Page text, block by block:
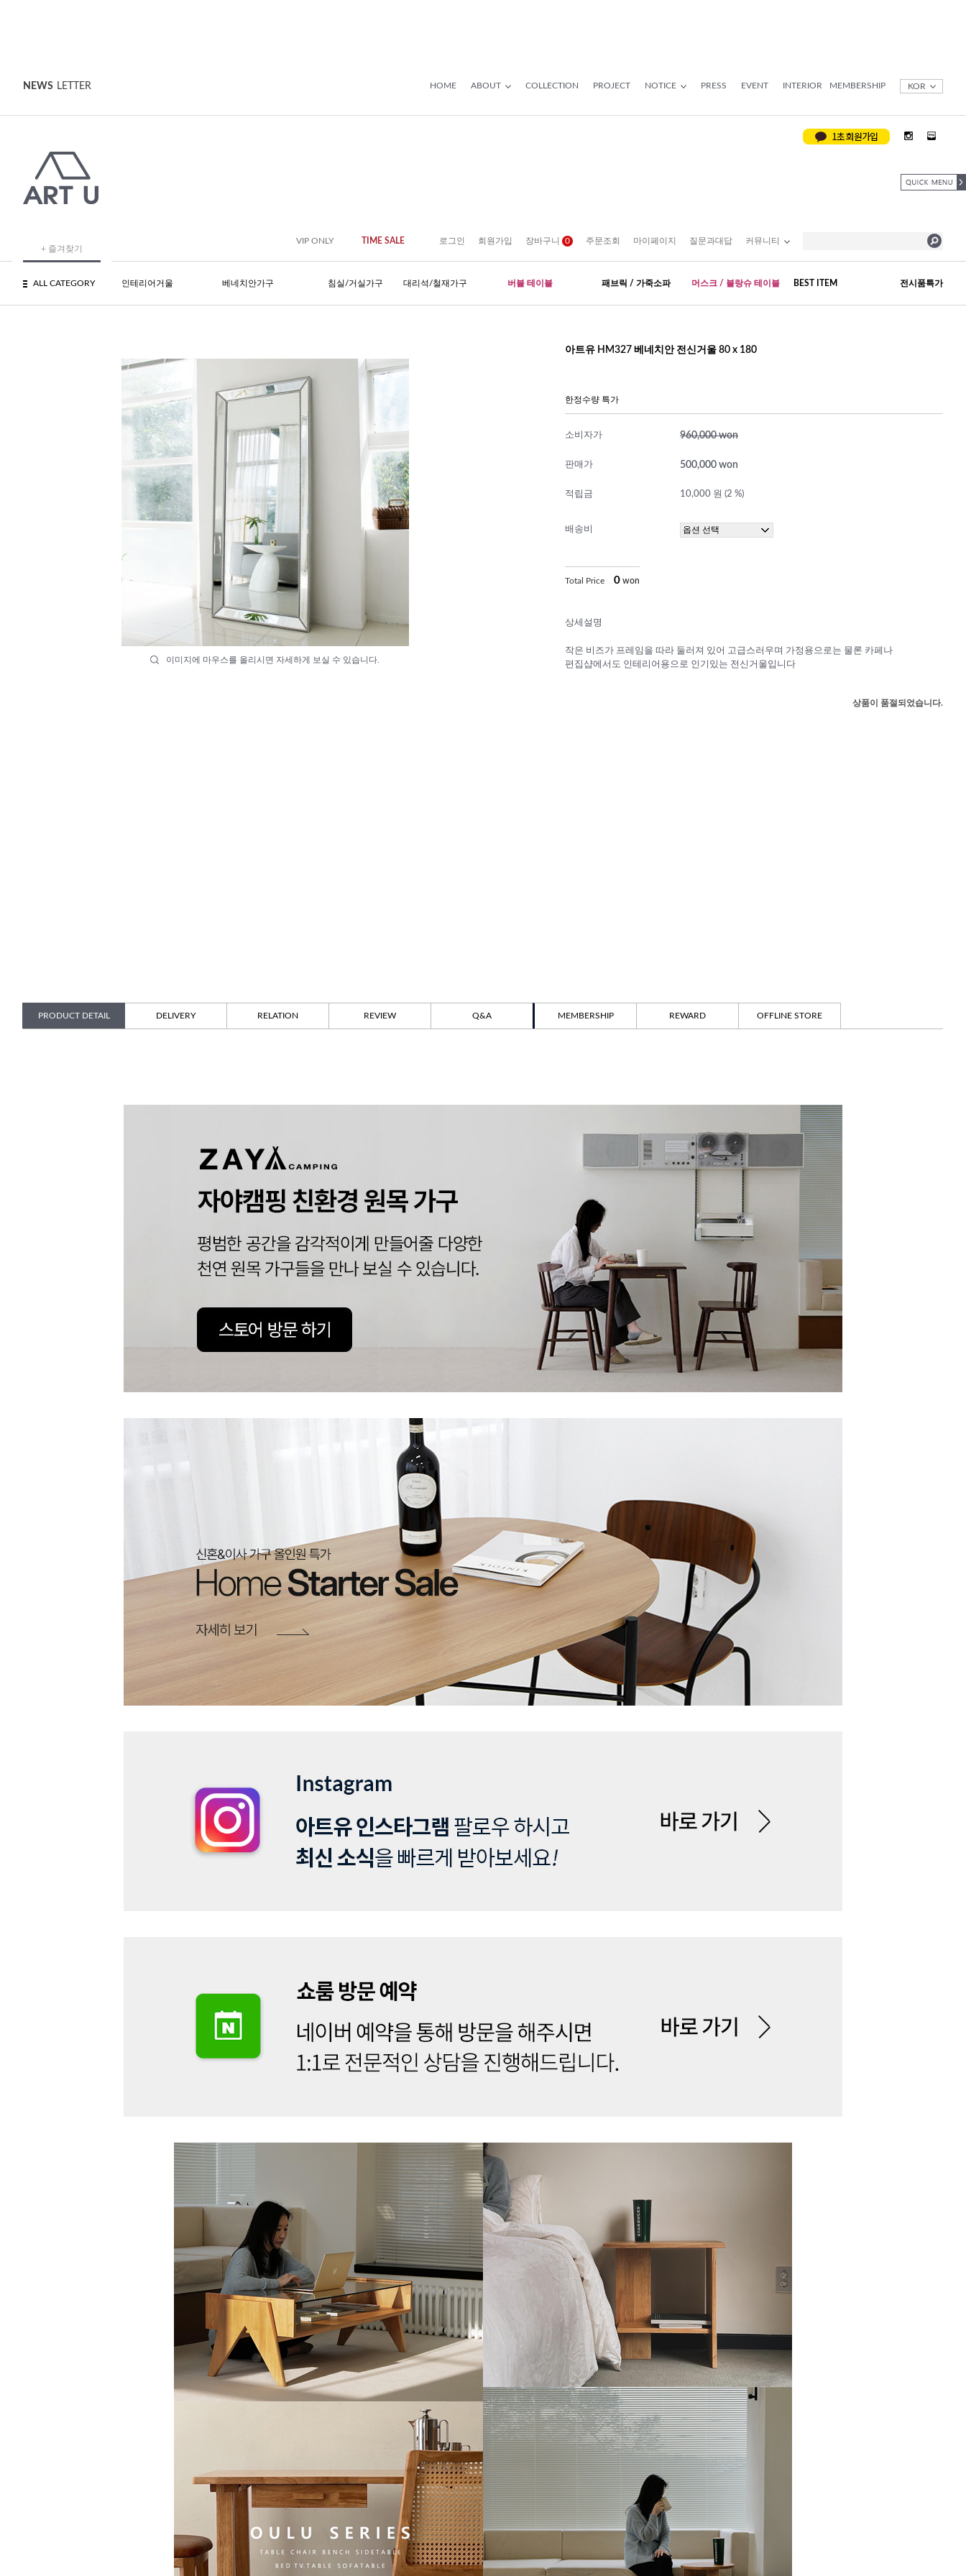
NEWS LETTER HOME ABOUT COLLECTION PROJECT NOTICE PRESS EVENT INTERIOR MEMBERSHIP KOR
+ 즐겨찾기
VIP ONLY TIME SALE 로그인 회원가입 장바구니 0 주문조회 마이페이지 질문과대답 커뮤니티
ALL CATEGORY 인테리어거울 베네치안가구 침실/거실가구 대리석/철재가구 버블 테이블 패브릭 / 가죽소파 머스크 / 블랑슈 테이블 BEST ITEM 전시품특가
이미지에 마우스를 올리시면 자세하게 보실 수 있습니다.
아트유 HM327 베네치안 전신거울 80 x 180
한정수량 특가
소비자가 960,000 won
판매가 500,000 won
적립금 10,000 원 (2 %)
배송비
Total Price 0 won
상세설명
작은 비즈가 프레임을 따라 둘러져 있어 고급스러우며 가정용으로는 물론 카페나
편집샵에서도 인테리어용으로 인기있는 전신거울입니다
상품이 품절되었습니다.
PRODUCT DETAIL DELIVERY RELATION REVIEW Q&A MEMBERSHIP REWARD OFFLINE STORE